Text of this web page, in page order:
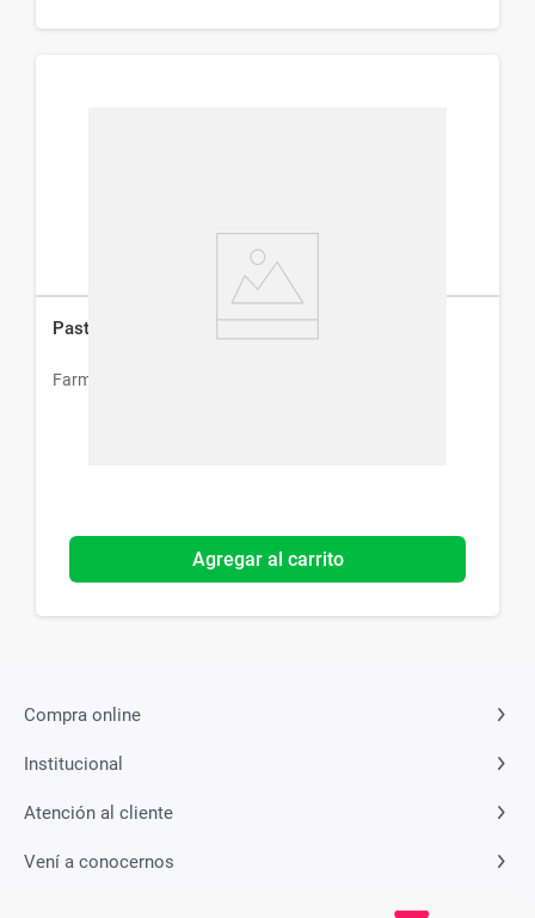
Pastillero Farmacity Semanal 4 Divisiones
Farmacity
Agregar al carrito
Compra online
Institucional
Atención al cliente
Vení a conocernos